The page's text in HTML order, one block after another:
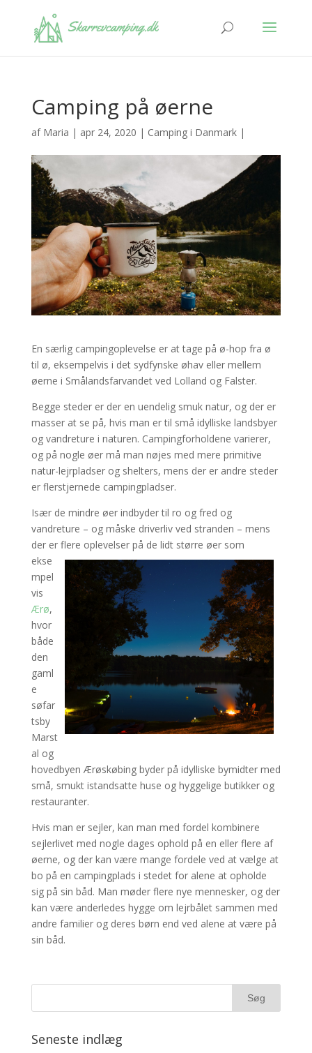
Camping på øerne
af Maria | apr 24, 2020 | Camping i Danmark|
En særlig campingoplevelse er at tage på ø-hop fra ø
til ø, eksempelvis i det sydfynske øhav eller mellem
øerne i Smålandsfarvandet ved Lolland og Falster.
Begge steder er der en uendelig smuk natur, og der er
masser at se på, hvis man er til små idylliske landsbyer
og vandreture i naturen. Campingforholdene varierer,
og på nogle øer må man nøjes med mere primitive
natur-lejrpladser og shelters, mens der er andre steder
er flerstjernede campingpladser.
Især de mindre øer indbyder til ro og fred og
vandreture – og måske driverliv ved stranden – mens
der er flere oplevelser på de lidt større øer som
ekse
mpel
vis
Ærø,
hvor
både
den
gaml
e
søfar
tsby
Marst
al og
hovedbyen Ærøskøbing byder på idylliske bymidter med
små, smukt istandsatte huse og hyggelige butikker og
restauranter.
Hvis man er sejler, kan man med fordel kombinere
sejlerlivet med nogle dages ophold på en eller flere af
øerne, og der kan være mange fordele ved at vælge at
bo på en campingplads i stedet for alene at opholde
sig på sin båd. Man møder flere nye mennesker, og der
kan være anderledes hygge om lejrbålet sammen med
andre familier og deres børn end ved alene at være på
sin båd.
Seneste indlæg